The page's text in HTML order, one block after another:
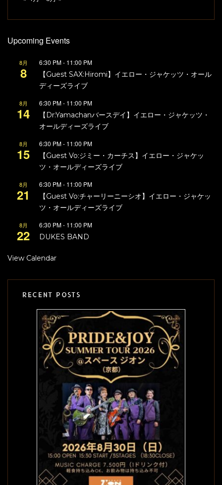
Upcoming Events
8月
8
6:30 PM- 11:00 PM
【Guest SAX:Hiromi】イエロー・ジャケッツ・オール
ディーズライブ
8月
14
6:30 PM- 11:00 PM
【Dr:Yamachanバースデイ】イエロー・ジャケッツ・
オールディーズライブ
8月
15
6:30 PM- 11:00 PM
【Guest Vo:ジミー・カーチス】イエロー・ジャケッ
ツ・オールディーズライブ
8月
21
6:30 PM- 11:00 PM
【Guest Vo:チャーリーニーシオ】イエロー・ジャケッ
ツ・オールディーズライブ
8月
22
6:30 PM- 11:00 PM
DUKES BAND
View Calendar
RECENT POSTS